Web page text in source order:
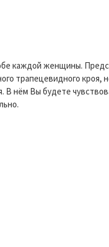
каждой женщины.
трапецевидного
В нём Вы будете